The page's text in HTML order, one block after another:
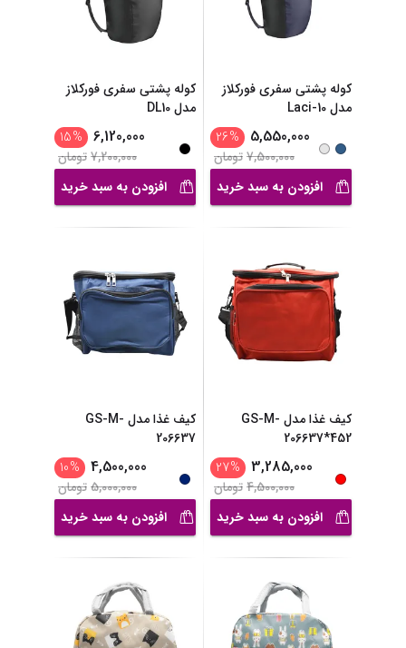
کوله پشتی سفری فورکلاز
مدل Laci-10
5,550,000
%
26
7,500,000تومان
افزودن به سبد خرید
کوله پشتی سفری فورکلاز
مدل DL10
6,120,000
%
15
7,200,000تومان
افزودن به سبد خرید
کیف غذا مدل GS-M-
206637*452
3,285,000
%
27
4,500,000تومان
افزودن به سبد خرید
کیف غذا مدل GS-M-
206637
4,500,000
%
10
5,000,000تومان
افزودن به سبد خرید